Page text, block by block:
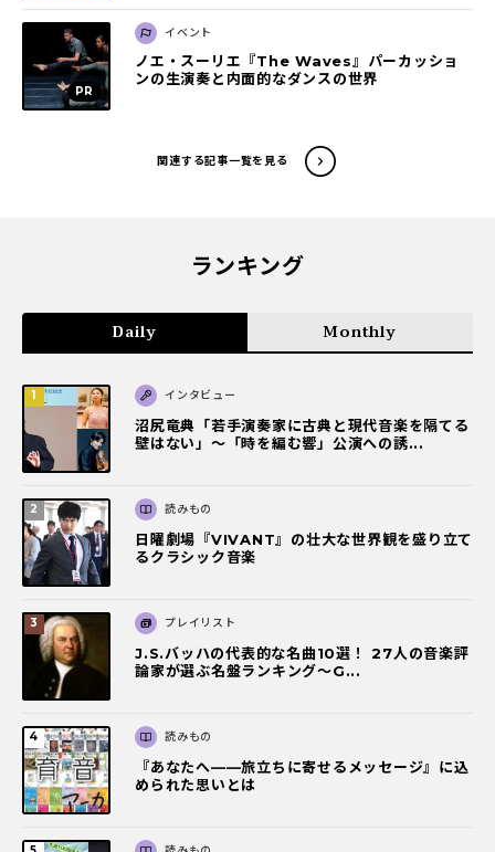
イベント
ノエ・スーリエ『The Waves』パーカッショ
ンの生演奏と内面的なダンスの世界
関連する記事一覧を見る
ランキング
Daily Monthly
インタビュー
沼尻竜典「若手演奏家に古典と現代音楽を隔てる
壁はない」～「時を編む響」公演への誘...
読みもの
日曜劇場『VIVANT』の壮大な世界観を盛り立て
るクラシック音楽
プレイリスト
J.S.バッハの代表的な名曲10選！ 27人の音楽評
論家が選ぶ名盤ランキング〜G...
読みもの
『あなたへ――旅立ちに寄せるメッセージ』に込
められた思いとは